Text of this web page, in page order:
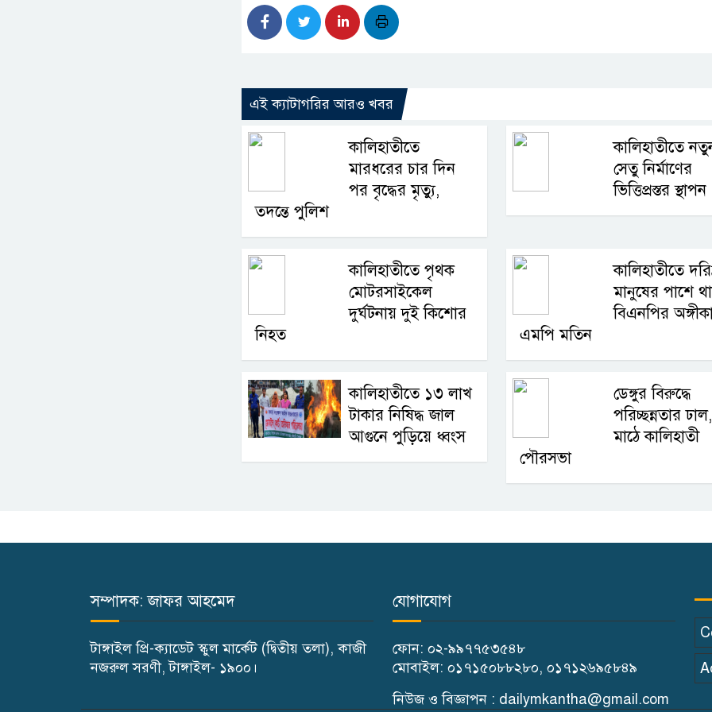
এই ক্যাটাগরির আরও খবর
কালিহাতীতে
মারধরের চার দিন
পর বৃদ্ধের মৃত্যু,
তদন্তে পুলিশ
কালিহাতীতে
সেতু নির্মাণের
ভিত্তিপ্রস্তর স্থাপন
কালিহাতীতে পৃথক
মোটরসাইকেল
দুর্ঘটনায় দুই কিশোর
নিহত
কালিহাতীতে
মানুষের পাশে
বিএনপির
এমপি মতিন
কালিহাতীতে ১৩ লাখ
টাকার নিষিদ্ধ জাল
আগুনে পুড়িয়ে ধ্বংস
ডেঙ্গুর বিরুদ্ধে
পরিচ্ছন্নতার ঢাল,
মাঠে কালিহাতী
পৌরসভা
সম্পাদক: জাফর আহমেদ
টাঙ্গাইল প্রি-ক্যাডেট স্কুল মার্কেট (দ্বিতীয় তলা), কাজী
নজরুল সরণী, টাঙ্গাইল- ১৯০০।
যোগাযোগ
ফোন: ০২-৯৯৭৭৫৩৫৪৮
মোবাইল: ০১৭১৫০৮৮২৮০, ০১৭১২৬৯৫৮৪৯
নিউজ ও বিজ্ঞাপন : dailymkantha@gmail.com